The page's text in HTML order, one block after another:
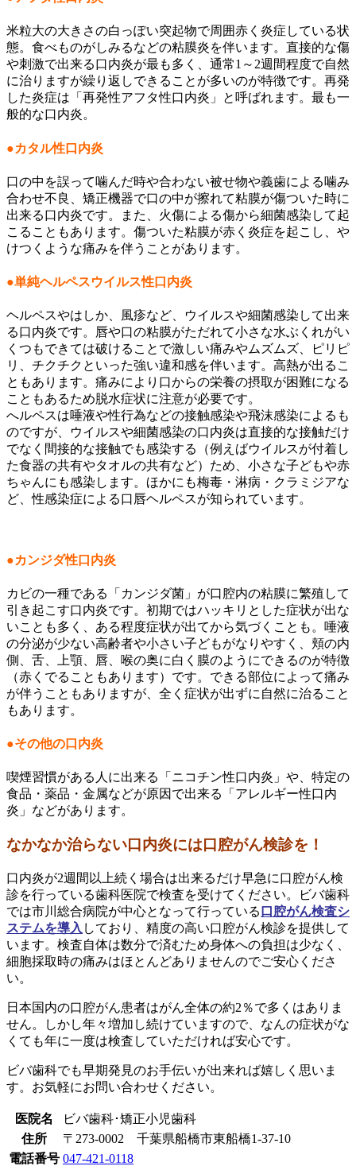
米粒大の大きさの白っぽい突起物で周囲赤く炎症している状
態。食べものがしみるなどの粘膜炎を伴います。直接的な傷
や刺激で出来る口内炎が最も多く、通常1～2週間程度で自然
に治りますが繰り返しできることが多いのが特徴です。再発
した炎症は「再発性アフタ性口内炎」と呼ばれます。 最も一
般的な口内炎。
●カタル性口内炎
口の中を誤って噛んだ時や合わない被せ物や義歯による噛み
合わせ不良、矯正機器で口の中が擦れて粘膜が傷ついた時に
出来る口内炎です。また、火傷による傷から細菌感染して起
こることもあります。傷ついた粘膜が赤く炎症を起こし、や
けつくような痛みを伴うことがあります。
●単純ヘルペスウイルス性口内炎
ヘルペスやはしか、風疹など、ウイルスや細菌感染して出来
る口内炎です。唇や口の粘膜がただれて小さな水ぶくれがい
くつもできては破けることで激しい痛みやムズムズ、ピリピ
リ、チクチクといった強い違和感を伴います。高熱が出るこ
ともあります。痛みにより口からの栄養の摂取が困難になる
こともあるため脱水症状に注意が必要です。
へルペスは唾液や性行為などの接触感染や飛沫感染によるも
のですが、ウイルスや細菌感染の口内炎は直接的な接触だけ
でなく間接的な接触でも感染する（例えばウイルスが付着し
た食器の共有やタオルの共有など）ため、小さな子どもや赤
ちゃんにも感染します。ほかにも梅毒・淋病・クラミジアな
ど、性感染症による口唇ヘルペスが知られています。
●カンジダ性口内炎
カビの一種である「カンジダ菌」が口腔内の粘膜に繁殖して
引き起こす口内炎です。初期ではハッキリとした症状が出な
いことも多く、ある程度症状が出てから気づくことも。唾液
の分泌が少ない高齢者や小さい子どもがなりやすく、頬の内
側、舌、上顎、唇、喉の奥に白く膜のようにできるのが特徴
（赤くでることもあります）です。できる部位によって痛み
が伴うこともありますが、全く症状が出ずに自然に治ること
もあります。
●その他の口内炎
喫煙習慣がある人に出来る「ニコチン性口内炎」や、特定の
食品・薬品・金属などが原因で出来る「アレルギー性口内
炎」などがあります。
なかなか治らない口内炎には口腔がん検診を！
口内炎が2週間以上続く場合は出来るだけ早急に口腔がん検
診を行っている歯科医院で検査を受けてください。ビバ歯科
では市川総合病院が中心となって行っている 口腔がん検査シ
ステムを導入 しており、精度の高い口腔がん検診を提供して
います。検査自体は数分で済むため身体への負担は少なく、
細胞採取時の痛みはほとんどありませんのでご安心くださ
い。
日本国内の口腔がん患者はがん全体の約2％で多くはありま
せん。しかし年々増加し続けていますので、なんの症状がな
くても年に一度は検査していただければ安心です。
ビバ歯科でも早期発見のお手伝いが出来れば嬉しく思いま
す。お気軽にお問い合わせください。
医院名
ビバ歯科･矯正小児歯科
住所
〒273-0002 千葉県船橋市東船橋1-37-10
電話番号 047-421-0118